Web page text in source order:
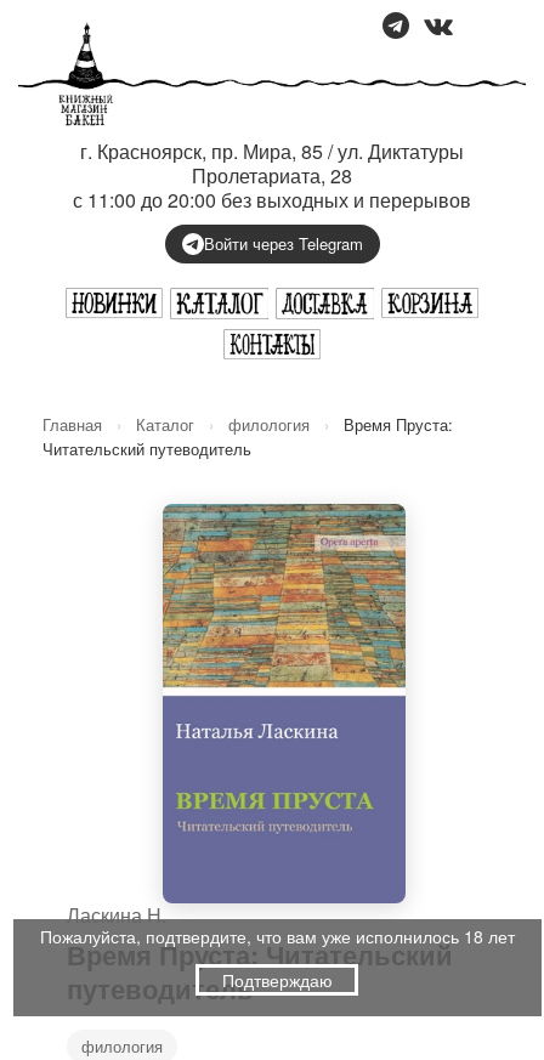
г. Красноярск, пр. Мира, 85 / ул. Диктатуры
Пролетариата, 28
с 11:00 до 20:00 без выходных и перерывов
Войти через Telegram
Главная › Каталог › филология ›
Время Пруста:
Читательский путеводитель
Ласкина Н.
Время Пруста: Читательский
путеводитель
филология
Пожалуйста, подтвердите, что вам уже исполнилось 18 лет
Подтверждаю